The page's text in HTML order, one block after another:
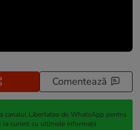
Comentează
canalul Libertatea de WhatsApp pentru
la curent cu ultimele informații